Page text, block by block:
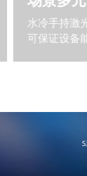
水冷手持激
可保证设备